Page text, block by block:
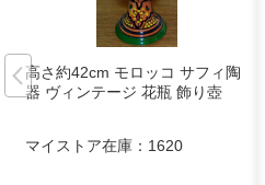
高さ約42cm モロッコ サフィ陶
器 ヴィンテージ 花瓶 飾り壺
マイストア在庫： 1620